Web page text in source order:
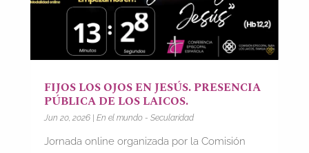
FIJOS LOS OJOS EN JESÚS. PRESENCIA
PÚBLICA DE LOS LAICOS.
Jun 20, 2026| En el mundo - Secularidad
Jornada online organizada por la Comisión